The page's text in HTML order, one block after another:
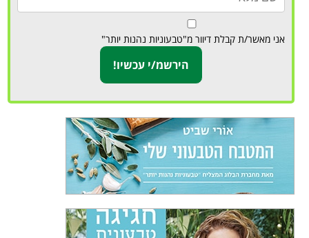
אני מאשר/ת קבלת דיוור מ"טבעוניות נהנות יותר"